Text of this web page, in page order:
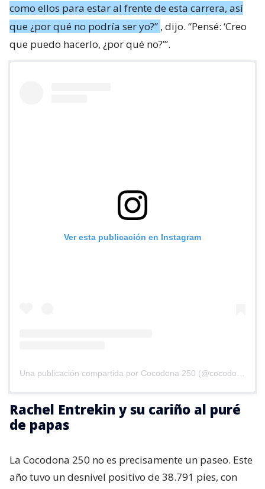
como ellos para estar al frente de esta carrera, así
que ¿por qué no podría ser yo?” , dijo. “Pensé: ‘Creo
que puedo hacerlo, ¿por qué no?’”.
Ver esta publicación en Instagram
Rachel Entrekin y su cariño al puré
de papas
La Cocodona 250 no es precisamente un paseo. Este
año tuvo un desnivel positivo de 38.791 pies, con